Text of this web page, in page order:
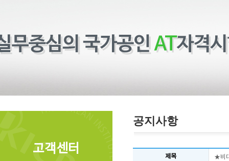
고객센터
공지사항
제목 ★비